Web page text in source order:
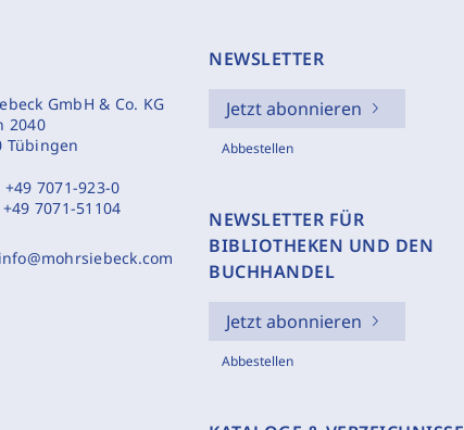
GmbH & Co. KG
2040
Tübingen
+49 7071-923-0
+49 7071-51104
info@mohrsiebeck.com
NEWSLETTER
Jetzt abonnieren
Abbestellen
NEWSLETTER FÜR
BIBLIOTHEKEN UND DEN
BUCHHANDEL
Jetzt abonnieren
Abbestellen